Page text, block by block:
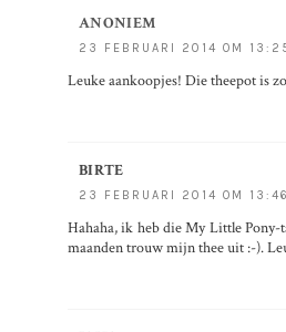
ANONIEM
23 FEBRUARI 2014 OM
Leuke aankoopjes! Die theepot is
BIRTE
23 FEBRUARI 2014 OM 13:46
Hahaha, ik heb die My Little Pony-
maanden trouw mijn thee uit :-).